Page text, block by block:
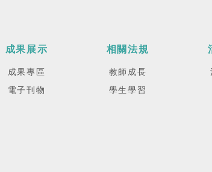
成果展示
成果專區
電子刊物
相關法規
教師成長
學生學習